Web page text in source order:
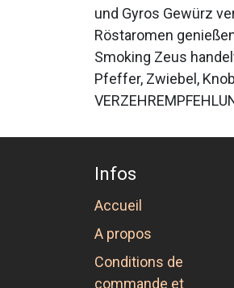
und Gyros Gewürz
Röstaromen
Smoking Zeus
Pfeffer, Zwiebel,
Infos
Accueil
A propos
Conditions de
commande et